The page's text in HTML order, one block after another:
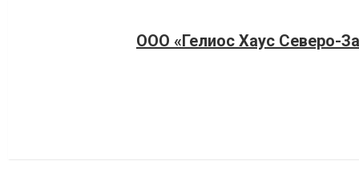
ООО «Гелиос Хаус Северо-